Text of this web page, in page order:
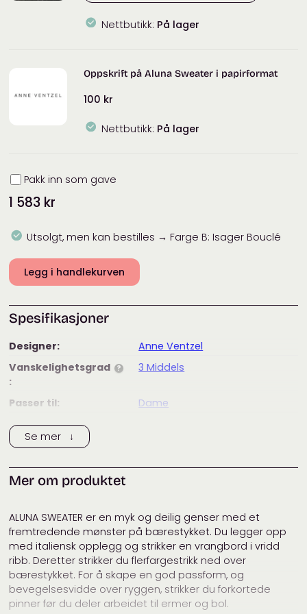
Nettbutikk: På lager
Oppskrift på Aluna Sweater i papirformat
100 kr
Nettbutikk: På lager
Innpakning
Pakk inn som gave
1 583 kr
Utsolgt, men kan bestilles → Farge B: Isager Bouclé
Legg i handlekurven
Spesifikasjoner
Designer:
Anne Ventzel
Vanskelighetsgrad ?
:
3 Middels
Passer til:
Dame
Merke:
Tags:
Se mer ↓
Mer om produktet
ALUNA SWEATER er en myk og deilig genser med et
fremtredende mønster på bærestykket. Du legger opp
med italiensk opplegg og strikker en vrangbord i vridd
ribb. Deretter strikker du flerfargestrikk ned over
bærestykket. For å skape en god passform, og
bevegelsesvidde over ryggen, strikker du forkortede
pinner før du deler arbeidet til ermer og bol.